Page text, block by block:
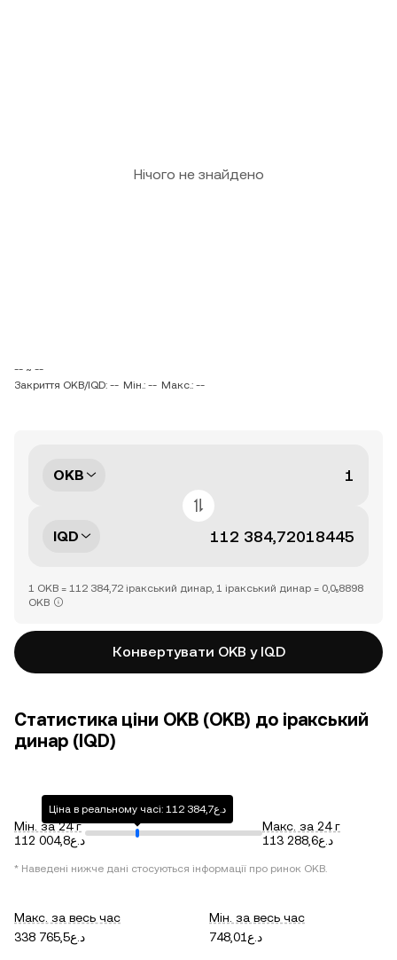
Нічого не знайдено
-- ~ --
Закриття OKB/IQD: -- Мін.: -- Макс.: --
OKB
IQD
1 OKB = 112 384,72 іракський динар, 1 іракський динар = 0,0₅8898
OKB
Конвертувати OKB у IQD
Статистика ціни OKB (OKB) до іракський
динар (IQD)
Мін. за 24 г
د.ع112 004,8
Ціна в реальному часі: د.ع112 384,7
Макс. за 24 г
د.ع113 288,6
* Наведені нижче дані стосуються інформації про ринок OKB.
Макс. за весь час
د.ع338 765,5
Мін. за весь час
د.ع748,01